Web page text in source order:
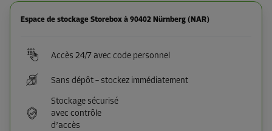
Espace de stockage Storebox à 90402 Nürnberg (NAR)
Accès 24/7 avec code personnel
Sans dépôt – stockez immédiatement
Stockage sécurisé
avec contrôle
d’accès